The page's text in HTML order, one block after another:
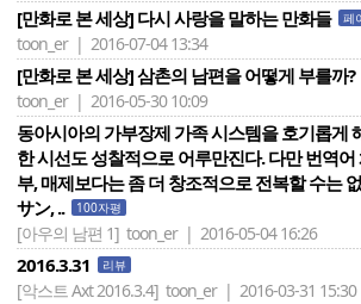
[만화로 본 세상] 다시 사랑을 말하는 만화들 페
toon_er | 2016-07-04 13:34
[만화로 본 세상] 삼촌의 남편을 어떻게 부를까?
toon_er | 2016-05-30 10:09
동아시아의 가부장제 가족 시스템을 호기롭게
한 시선도 성찰적으로 어루만진다. 다만 번역
부, 매제보다는 좀 더 창조적으로 전복할 수는
サン, ..
100자평
[아우의 남편 1] toon_er | 2016-05-04 16:26
2016.3.31 리뷰
[악스트 Axt 2016.3.4] toon_er | 2016-03-31 15:30